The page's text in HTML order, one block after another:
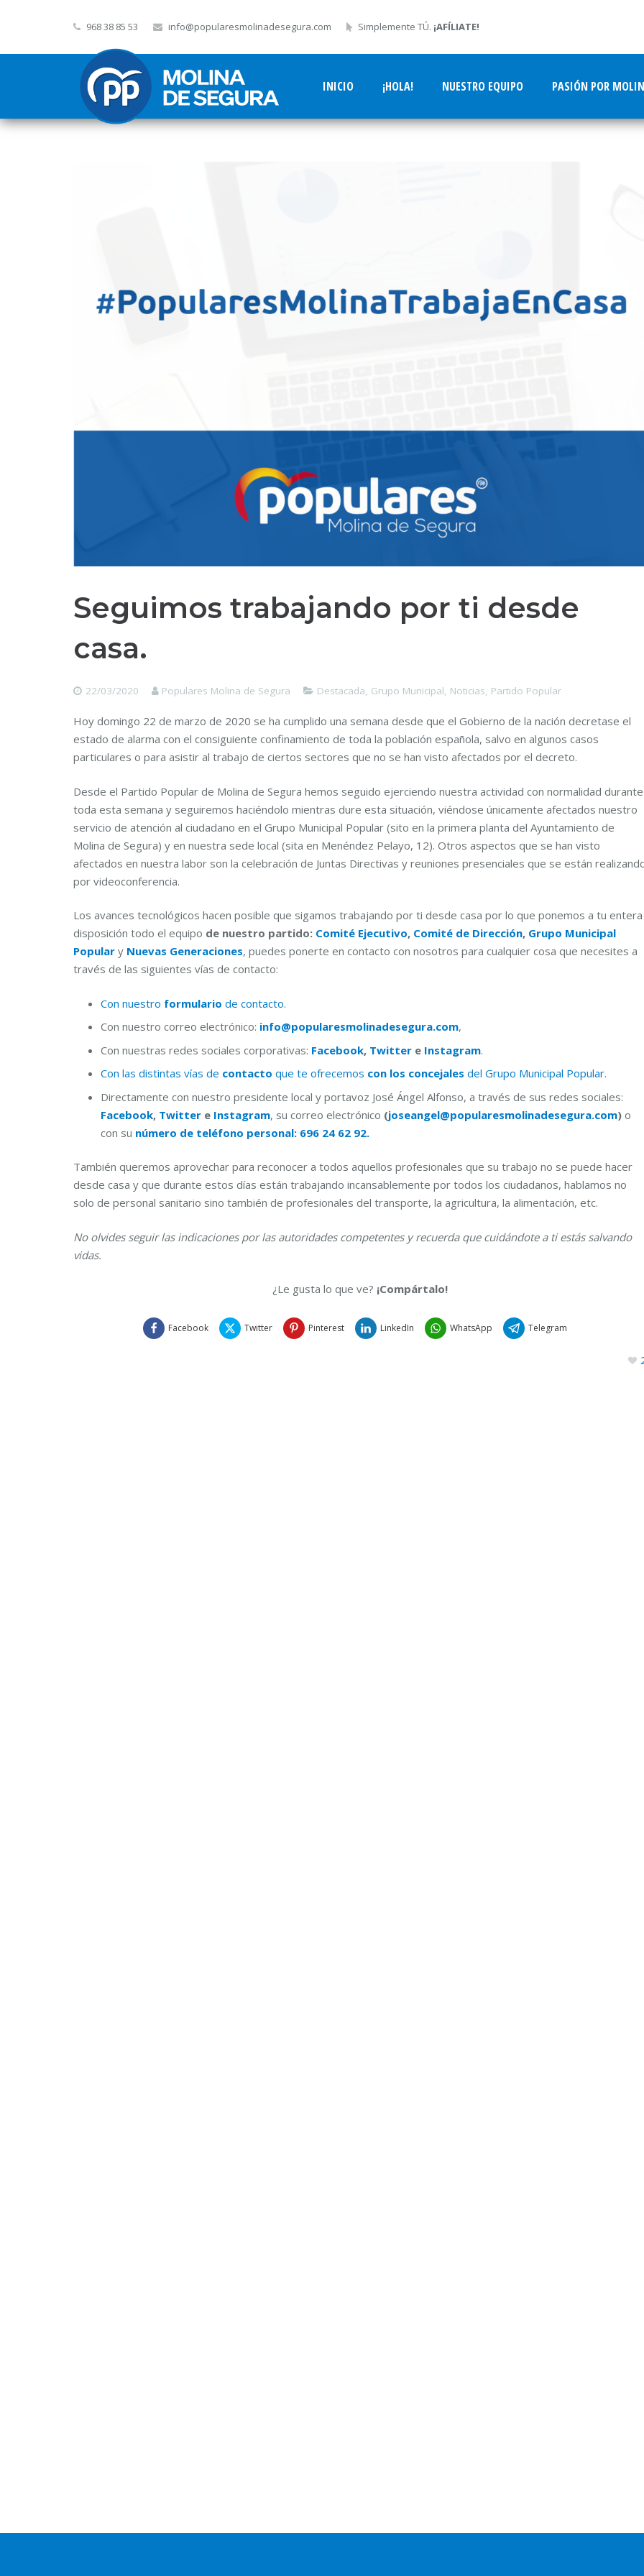
968 38 85 53 info@popularesmolinadesegura.com Simplemente TÚ. ¡AFÍLIATE!
INICIO ¡HOLA! NUESTRO EQUIPO PASIÓN POR
Seguimos trabajando por ti desde
casa.
22/03/2020 Populares Molina de Segura Destacada, Grupo Municipal, Noticias, Partido Popular
Hoy domingo 22 de marzo de 2020 se ha cumplido una semana desde que el Gobierno de la nación decretase el
estado de alarma con el consiguiente confinamiento de toda la población española, salvo en algunos casos
particulares o para asistir al trabajo de ciertos sectores que no se han visto afectados por el decreto.
Desde el Partido Popular de Molina de Segura hemos seguido ejerciendo nuestra actividad con normalidad durante
toda esta semana y seguiremos haciéndolo mientras dure esta situación, viéndose únicamente afectados nuestro
servicio de atención al ciudadano en el Grupo Municipal Popular (sito en la primera planta del Ayuntamiento de
Molina de Segura) y en nuestra sede local (sita en Menéndez Pelayo, 12). Otros aspectos que se han visto
afectados en nuestra labor son la celebración de Juntas Directivas y reuniones presenciales que se están
por videoconferencia.
Los avances tecnológicos hacen posible que sigamos trabajando por ti desde casa por lo que ponemos a tu entera
disposición todo el equipo de nuestro partido: Comité Ejecutivo, Comité de Dirección, Grupo Municipal
Popular y Nuevas Generaciones, puedes ponerte en contacto con nosotros para cualquier cosa que necesites a
través de las siguientes vías de contacto:
Con nuestro formulario de contacto.
Con nuestro correo electrónico: info@popularesmolinadesegura.com,
Con nuestras redes sociales corporativas: Facebook, Twittere Instagram.
Con las distintas vías de contacto que te ofrecemos con los concejales del Grupo Municipal Popular.
Directamente con nuestro presidente local y portavoz José Ángel Alfonso, a través de sus redes sociales:
Facebook, Twittere Instagram, su correo electrónico (joseangel@popularesmolinadesegura.com)o
con su número de teléfono personal: 696 24 62 92.
También queremos aprovechar para reconocer a todos aquellos profesionales que su trabajo no se puede hacer
desde casa y que durante estos días están trabajando incansablemente por todos los ciudadanos, hablamos no
solo de personal sanitario sino también de profesionales del transporte, la agricultura, la alimentación, etc.
No olvides seguir las indicaciones por las autoridades competentes y recuerda que cuidándote a ti estás salvando
vidas.
¿Le gusta lo que ve? ¡Compártalo!
Facebook Twitter Pinterest LinkedIn WhatsApp Telegram